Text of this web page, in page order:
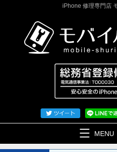
iPhone 修理専門店
MENU